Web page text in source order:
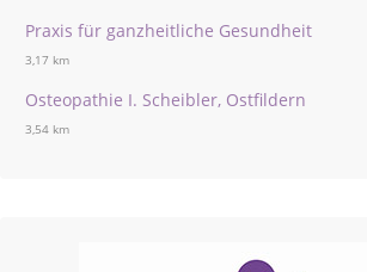
Praxis für ganzheitliche Gesundheit
3,17 km
Osteopathie I. Scheibler, Ostfildern
3,54 km